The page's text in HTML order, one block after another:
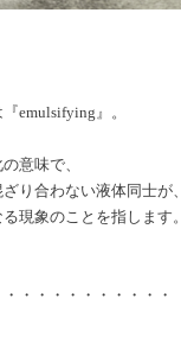
emulsifying』。
意味で、
り合わない液体同士が、
現象のことを指します。
・・・・・・・・・・